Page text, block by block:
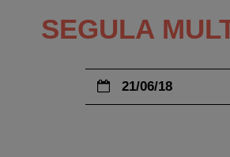
SEGULA
21/06/18